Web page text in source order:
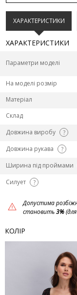
ХАРАКТЕРИСТИКИ
ХАРАКТЕРИСТИКИ
Параметри моделі
На моделі розмір
Матеріал
Склад
Довжина виробу
?
Довжина рукава
?
Ширина під проймами
Силует
?
Допустима
становить3%
КОЛІР